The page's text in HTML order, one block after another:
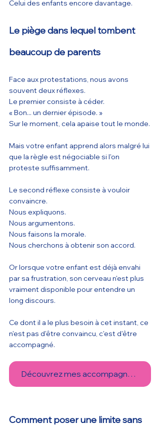
Celui des enfants encore davantage.
Le piège dans lequel tombent
beaucoup de parents
Face aux protestations, nous avons
souvent deux réflexes.
Le premier consiste à céder.
« Bon... un dernier épisode. »
Sur le moment, cela apaise tout le monde.
Mais votre enfant apprend alors malgré lui
que la règle est négociable si l'on
proteste suffisamment.
Le second réflexe consiste à vouloir
convaincre.
Nous expliquons.
Nous argumentons.
Nous faisons la morale.
Nous cherchons à obtenir son accord.
Or lorsque votre enfant est déjà envahi
par sa frustration, son cerveau n'est plus
vraiment disponible pour entendre un
long discours.
Ce dont il a le plus besoin à cet instant, ce
n'est pas d'être convaincu, c'est d'être
accompagné.
Découvrez mes accompagnements
Comment poser une limite sans